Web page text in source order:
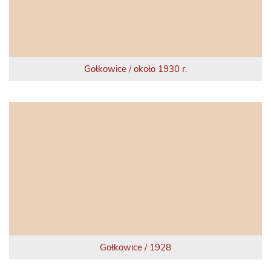
Gołkowice / około 1930 r.
Gołkowice / 1928